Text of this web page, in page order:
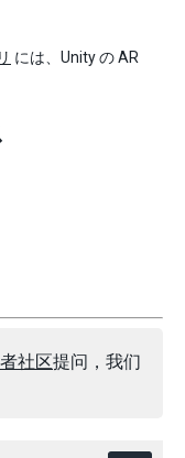
には、Unity の AR
社区提问，我们